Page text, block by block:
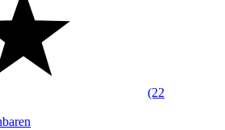
(22